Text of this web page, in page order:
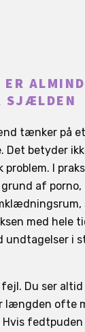
SJÆLDEN
tænker på
Det betyder
I
af porno,
med hele
undtagelser i
Du ser
længden ofte
fedtpuden